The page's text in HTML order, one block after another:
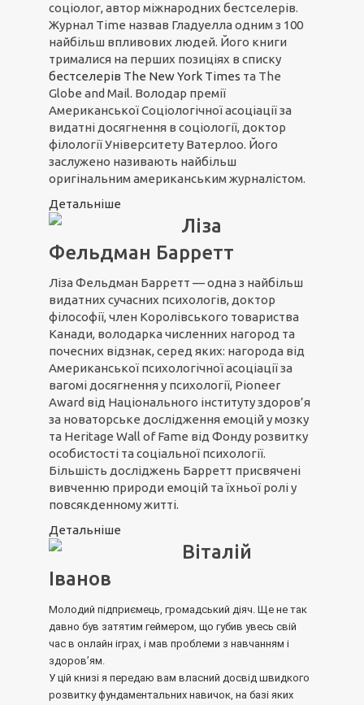
соціолог, автор міжнародних бестселерів.
Журнал Time назвав Гладуелла одним з 100
найбільш впливових людей. Його книги
трималися на перших позиціях в списку
бестселерів The New York Times та The
Globe and Mail. Володар премії
Американської Соціологічної асоціації за
видатні досягнення в соціології, доктор
філології Університету Ватерлоо. Його
заслужено називають найбільш
оригінальним американським журналістом.
Детальніше
Ліза
Фельдман Барретт
Ліза Фельдман Барретт — одна з найбільш
видатних сучасних психологів, доктор
філософії, член Королівського товариства
Канади, володарка численних нагород та
почесних відзнак, серед яких: нагорода від
Американської психологічної асоціації за
вагомі досягнення у психології, Pioneer
Award від Національного інституту здоров’я
за новаторське дослідження емоцій у мозку
та Heritage Wall of Fame від Фонду розвитку
особистості та соціальної психології.
Більшість досліджень Барретт присвячені
вивченню природи емоцій та їхньої ролі у
повсякденному житті.
Детальніше
Віталій
Іванов
Молодий підприємець, громадський діяч. Ще не так
давно був затятим геймером, що губив увесь свій
час в онлайн іграх, і мав проблеми з навчанням і
здоров’ям.
У цій книзі я передаю вам власний досвід швидкого
розвитку фундаментальних навичок, на базі яких